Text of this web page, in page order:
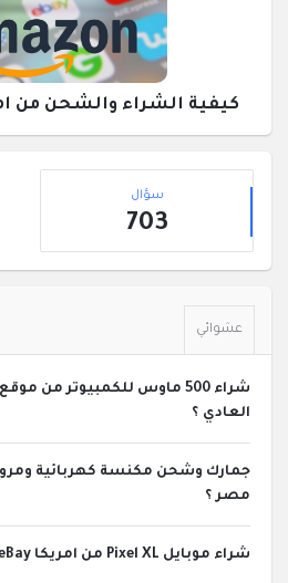
كيفية الشراء والشحن من
القائمة
الجانبية
إحصائيات
سؤال
703
عشوائي
شراء 500 ماوس للكمبيوتر من
العادي ؟
جمارك وشحن مكنسة كهربائية
مصر ؟
شراء موبايل Pixel XL من امريكا eBay ؟